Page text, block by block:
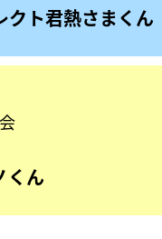
クト君熱さまくん
くん